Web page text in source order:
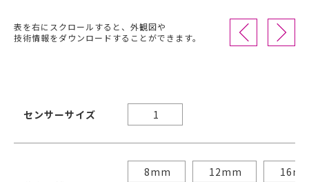
表を右にスクロールすると、外観図や
技術情報をダウンロードすることができます。
センサーサイズ 1
8mm 12mm